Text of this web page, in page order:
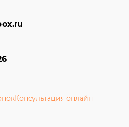
Консультация онлайн